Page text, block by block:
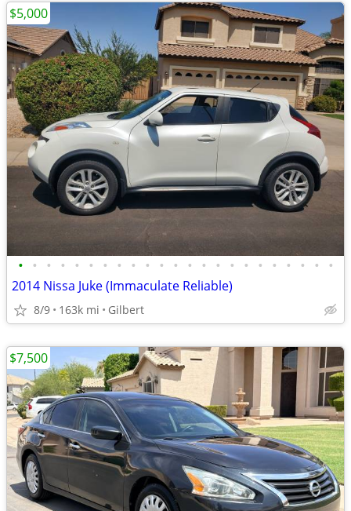
• • • • • • • • • • • • • • • • • • • • • • •
2014 Nissa Juke (Immaculate Reliable)
8/9 163k mi Gilbert
$5,000
$7,500